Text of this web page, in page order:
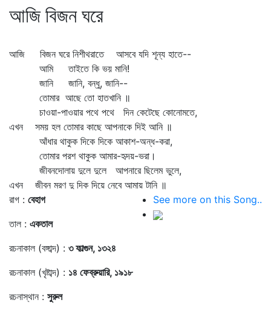
আজি বিজন ঘরে
আজি বিজন ঘরে নিশীথরাতে আসবে যদি শূন্য হাতে--
আমি তাইতে কি ভয় মানি!
জানি জানি, বন্ধু, জানি--
তোমার আছে তো হাতখানি ॥
চাওয়া-পাওয়ার পথে পথে দিন কেটেছে কোনোমতে,
এখন সময় হল তোমার কাছে আপনাকে দিই আনি ॥
আঁধার থাকুক দিকে দিকে আকাশ-অন্ধ-করা,
তোমার পরশ থাকুক আমার-হৃদয়-ভরা।
জীবনদোলায় দুলে দুলে আপনারে ছিলেম ভুলে,
এখন জীবন মরণ দু দিক দিয়ে নেবে আমায় টানি ॥
রাগ : বেহাগ
তাল : একতাল
রচনাকাল (বঙ্গাব্দ) : ৩ ফাল্গুন, ১৩২৪
রচনাকাল (খৃষ্টাব্দ) : ১৪ ফেব্রুয়ারি, ১৯১৮
রচনাস্থান : সুরুল
See more on this Song..